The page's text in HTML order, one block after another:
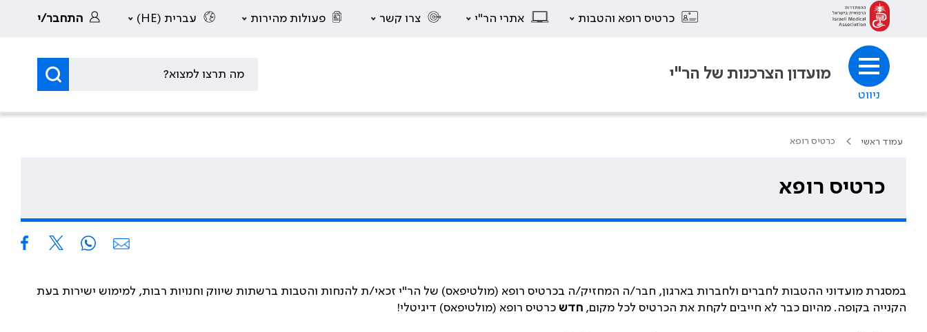
כרטיס רופא והטבות אתרי הר"י צרו קשר פעולות מהירות עברית (HE) התחבר/י
ניווט
מועדון הצרכנות של הר"י
עמוד ראשי כרטיס רופא
כרטיס רופא
במסגרת מועדוני ההטבות לחברים ולחברות בארגון, חבר/ה המחזיק/ה בכרטיס רופא (מולטיפאס) של הר"י זכאי/ת להנחות והטבות ברשתות שיווק וחנויות רבות, למימוש ישירות בעת
הקנייה בקופה. מהיום כבר לא חייבים לקחת את הכרטיס לכל מקום, חדש כרטיס רופא (מולטיפאס) דיגיטלי!